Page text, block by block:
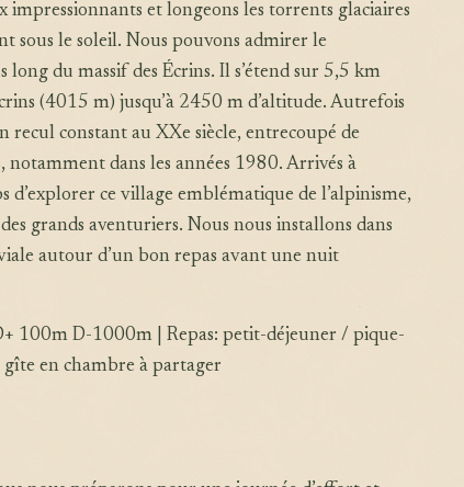
impressionnants et longeons les torrents glaciaires
sous le soleil. Nous pouvons admirer le
du massif des Écrins. Il s’étend sur 5,5 km
(4015 m) jusqu’à 2450 m d’altitude. Autrefois
recul constant au XXe siècle, entrecoupé de
notamment dans les années 1980. Arrivés à
ce village emblématique de l’alpinisme,
grands aventuriers. Nous nous installons dans
autour d’un bon repas avant une nuit
100m D-1000m | Repas: petit-déjeuner / pique-
en chambre à partager